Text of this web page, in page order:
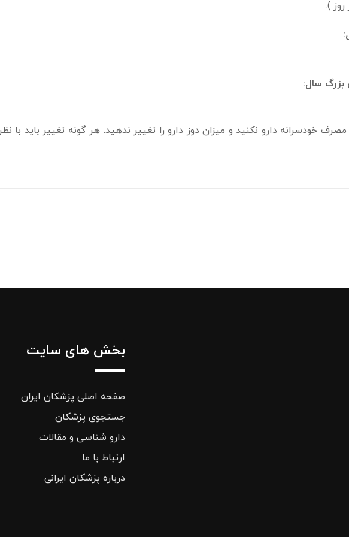
بزرگ سال:
خودسرانه دارو نکنید و میزان دوز دارو را تغییر ندهید. هر گونه تغییر باید با
بخش های سایت
صفحه اصلی پزشکان ایران
جستجوی پزشکان
دارو شناسی و مقالات
ارتباط با ما
درباره پزشکان ایرانی